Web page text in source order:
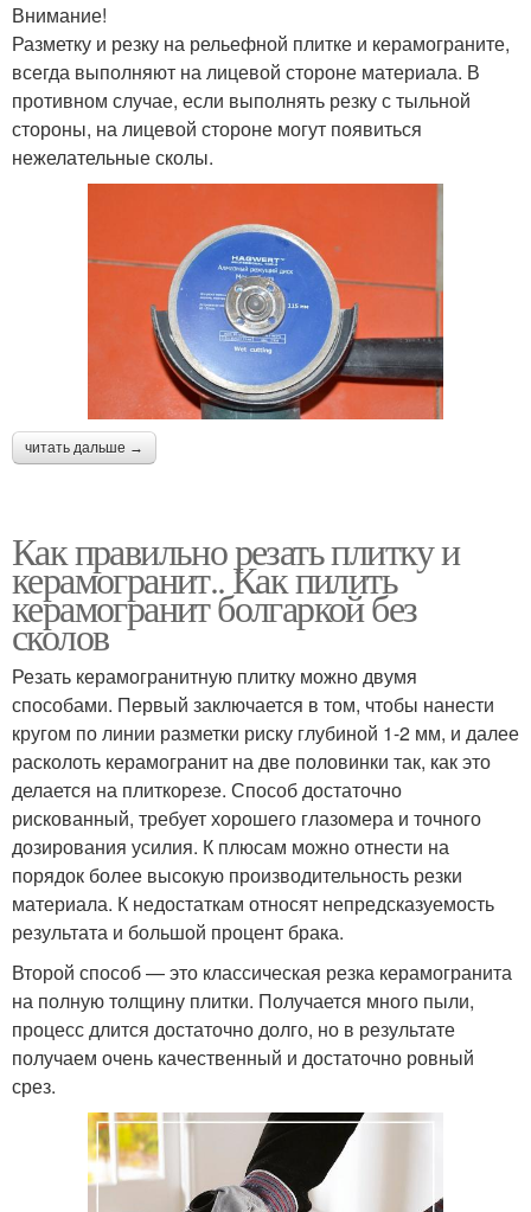
Внимание!
Разметку и резку на рельефной плитке и керамограните,
всегда выполняют на лицевой стороне материала. В
противном случае, если выполнять резку с тыльной
стороны, на лицевой стороне могут появиться
нежелательные сколы.
читать дальше →
Как правильно резать плитку и
керамогранит.. Как пилить
керамогранит болгаркой без
сколов
Резать керамогранитную плитку можно двумя
способами. Первый заключается в том, чтобы нанести
кругом по линии разметки риску глубиной 1-2 мм, и далее
расколоть керамогранит на две половинки так, как это
делается на плиткорезе. Способ достаточно
рискованный, требует хорошего глазомера и точного
дозирования усилия. К плюсам можно отнести на
порядок более высокую производительность резки
материала. К недостаткам относят непредсказуемость
результата и большой процент брака.
Второй способ — это классическая резка керамогранита
на полную толщину плитки. Получается много пыли,
процесс длится достаточно долго, но в результате
получаем очень качественный и достаточно ровный
срез.